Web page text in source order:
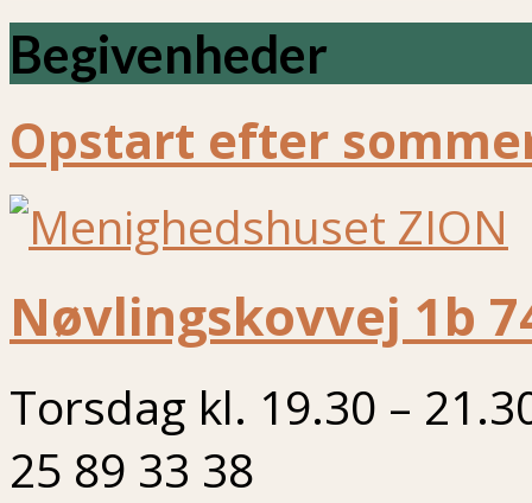
Begivenheder
Opstart efter
Nøvlingskovvej 1b
Torsdag kl. 19.30 –
25 89 33 38